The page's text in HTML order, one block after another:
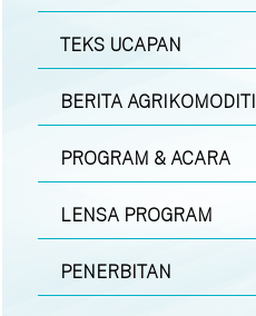
TEKS UCAPAN
BERITA AGRIKOMODITI
PROGRAM & ACARA
LENSA PROGRAM
PENERBITAN